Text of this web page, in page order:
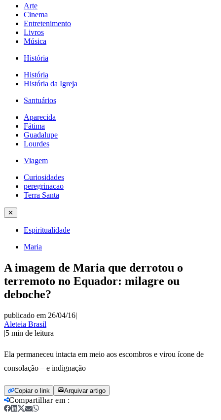
Arte
Cinema
Entretenimento
Livros
Música
História
História
História da Igreja
Santuários
Aparecida
Fátima
Guadalupe
Lourdes
Viagem
Curiosidades
peregrinacao
Terra Santa
✕
Espiritualidade
Maria
A imagem de Maria que derrotou o
terremoto no Equador: milagre ou
deboche?
publicado em 26/04/16|
Aleteia Brasil
|5 min de leitura
Ela permaneceu intacta em meio aos escombros e virou ícone de
consolação – e indignação
Copiar o link Arquivar artigo
Compartilhar em :